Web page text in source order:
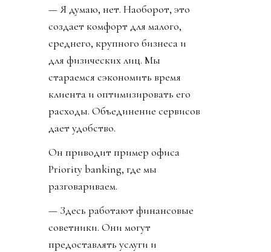
— Я думаю, нет. Наоборот, это
создает комфорт для малого,
среднего, крупного бизнеса и
для физических лиц. Мы
стараемся сэкономить время
клиента и оптимизировать его
расходы. Объединение сервисов
дает удобство.
Он приводит пример офиса
Priority banking, где мы
разговариваем.
— Здесь работают финансовые
советники. Они могут
предоставлять услуги и